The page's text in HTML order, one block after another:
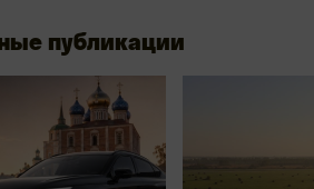
публикации